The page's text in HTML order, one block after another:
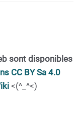
sont disponibles
CC BY Sa 4.0
<(^_^<)